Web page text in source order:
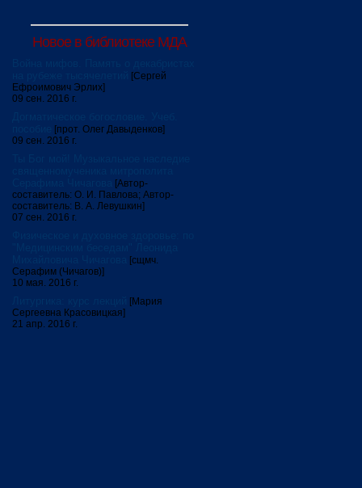
Новое в библиотеке МДА
[Сергей
Ефроимович Эрлих]
09 сен. 2016 г.
[прот. Олег Давыденков]
09 сен. 2016 г.
[Автор-
составитель: О. И. Павлова; Автор-
составитель: В. А. Левушкин]
07 сен. 2016 г.
[сщмч.
Серафим (Чичагов)]
10 мая. 2016 г.
[Мария
Сергеевна Красовицкая]
21 апр. 2016 г.